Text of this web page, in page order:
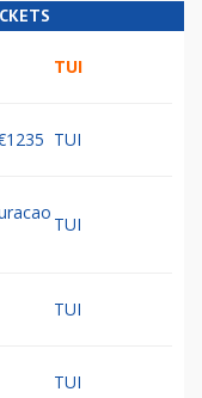
TUI
TUI
TUI
TUI
TUI